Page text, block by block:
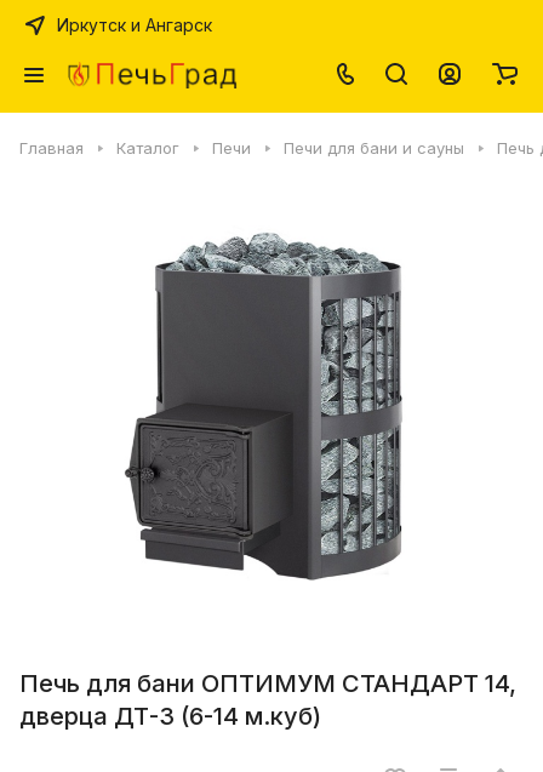
Иркутск и Ангарск
Главная Каталог Печи Печи для бани и сауны Печь
Печь для бани ОПТИМУМ СТАНДАРТ 14,
дверца ДТ-3 (6-14 м.куб)